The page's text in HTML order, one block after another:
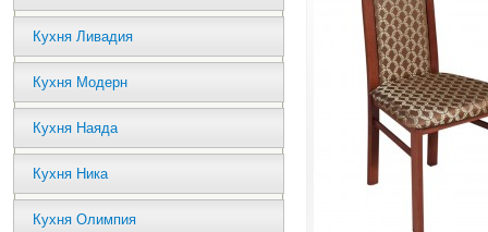
Кухня Ливадия
Кухня Модерн
Кухня Наяда
Кухня Ника
Кухня Олимпия